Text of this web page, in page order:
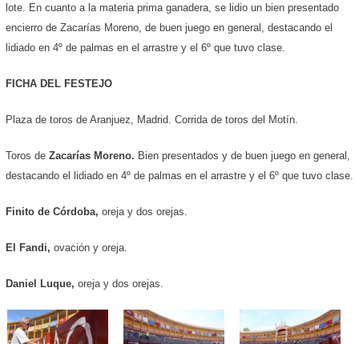
lote. En cuanto a la materia prima ganadera, se lidio un bien presentado
encierro de Zacarías Moreno, de buen juego en general, destacando el
lidiado en 4º de palmas en el arrastre y el 6º que tuvo clase.
FICHA DEL FESTEJO
Plaza de toros de Aranjuez, Madrid. Corrida de toros del Motín.
Toros de Zacarías Moreno. Bien presentados y de buen juego en general,
destacando el lidiado en 4º de palmas en el arrastre y el 6º que tuvo clase.
Finito de Córdoba, oreja y dos orejas.
El Fandi, ovación y oreja.
Daniel Luque, oreja y dos orejas.